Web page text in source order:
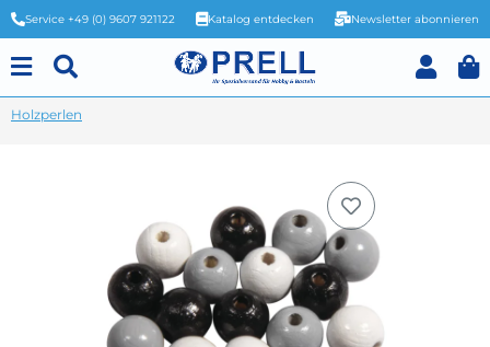
Service +49 (0) 9607 921122 Katalog entdecken Newsletter abonnieren
Holzperlen